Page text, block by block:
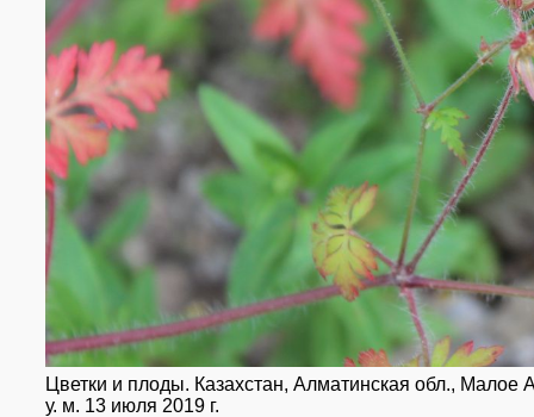
Цветки и плоды. Казахстан, Алматинская обл.,
у. м. 13 июля 2019 г.